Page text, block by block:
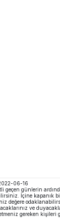
06-16
geçen günlerin
İçine kapanık
değere
ve
gereken kişileri